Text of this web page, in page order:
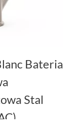
Bateria
Stal